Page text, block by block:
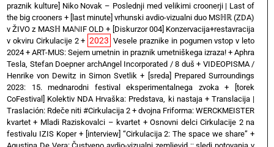
praznik kulture] Niko Novak – Poslednji med velikimi croonerji | Last of
the big crooners + [last minute] vrhunski avdio-vizualni duo MSℍℝ (ZDA)
v ŽIVO z MASℍ MAℕIF OLD + [Diskurzor 004] Konzervacija+restavracija
v okviru Cirkulacije 2+ 2023 Vesele praznike in pogumen vstop v leto
2024 +ART-MUS: Sejem umetnin in praznik umetniškega izraza!+Aphra
Tesla, Stefan Doepner archAngel Incorporated / 8 duš + VIDEOPISMA /
Henrike von Dewitz in Simon Svetlik + [sreda] Prepared Surroundings
2023: 15. mednarodni festival eksperimentalnega zvoka+
[torek
CoFestival] Kolektiv NDA Hrvaška: Predstava, ki nastaja+ Translacija |
Traslación: Rdeče niti #Cirkulacija 2 + dvojna Friforma: WERCKMEISTER
kvartet + Mladi Raziskovalci – kvartet +Osnovni delci Cirkulacije 2 na
festivalu IZIS Koper+ [interview] “Cirkulacija 2: The space we share” +